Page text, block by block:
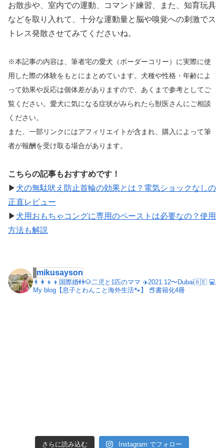
お散歩や、室内での運動、コマンド練習、また、知育玩具
などを取り入れて、十分な運動量と脳や嗅覚への刺激でス
トレス発散させてみてくださいね。
※本記事の内容は、筆者宅の愛犬（ボーダーコリー）に実際に使
用した際の体験をもとにまとめています。犬種や性格・年齢によ
って効果や反応は個体差がありますので、あくまで参考としてご
覧ください。 愛犬に気になる症状がみられたら獣医さんにご相談
ください。
また、一部リンクにはアフィリエイトが含まれ、購入によって筆
者が報酬を受け取る場合があります。
こちらの記事もおすすめです！
▶︎ 犬の無駄吠え防止首輪の効果とは？電気ショックなしの
正直レビュー
▶︎ 犬用おもちゃコングに専用のペーストは必要なの？使用
方法も解説
mikusayson
👨‍👩‍👦‍👦国際婚👬🐶二児と1匹のママ ✈️2021.12〜Dubai🇦🇪 💻
My blog【息子とわんこと海外生活🐾】
📕書籍化4冊
さらに読み込む Instagram でフォロー